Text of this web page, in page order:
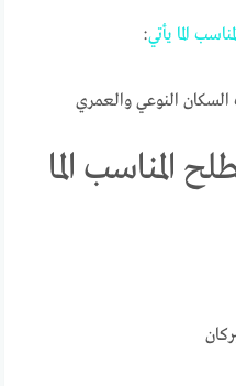
الما يأتي:
النوعي والعمري
المناسب الما